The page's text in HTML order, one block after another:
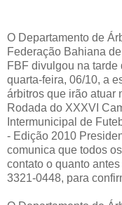
O Departamento de
Federação Bahiana
FBF divulgou na tarde
quarta-feira, 06/10, a
árbitros que irão atuar
Rodada do XXXVI
Intermunicipal de
- Edição 2010
comunica que todos
contato o quanto
3321-0448, para